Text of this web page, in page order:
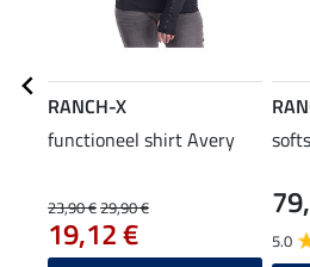
RANCH-X
functioneel shirt Avery
23,90 €29,90 €
19,12 € 5.0